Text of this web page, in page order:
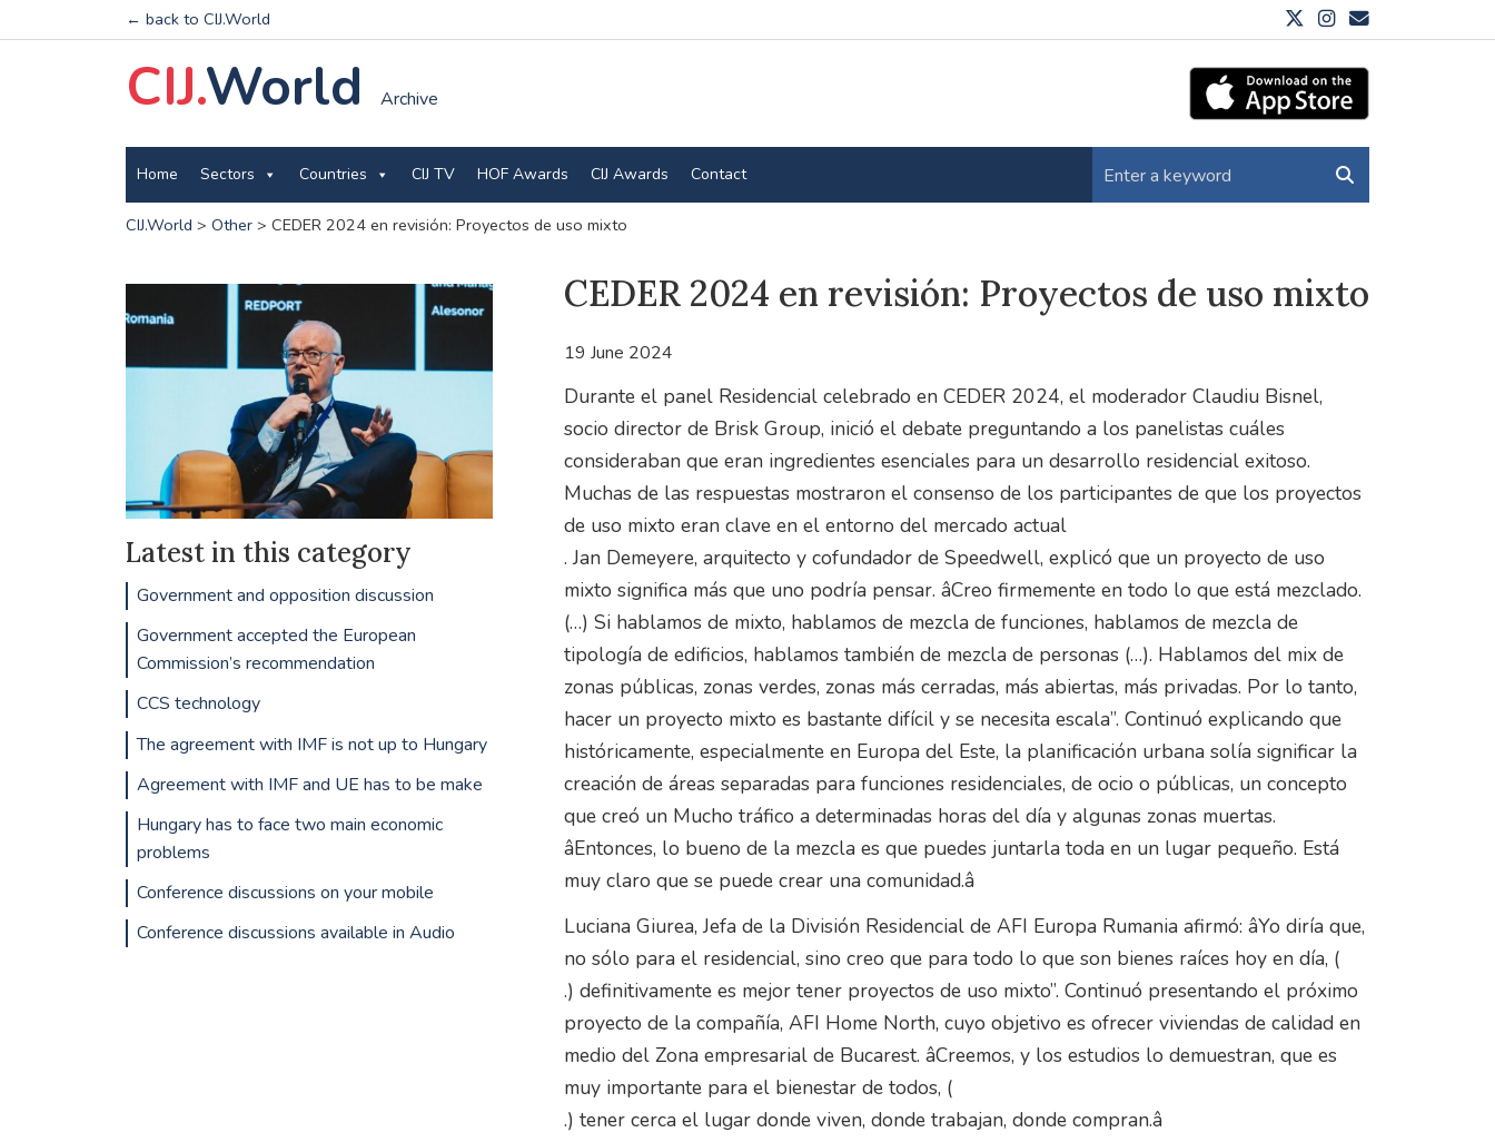
← back to CIJ.World
CIJ.World Archive
Home Sectors Countries CIJ TV HOF Awards CIJ Awards Contact
CIJ.World > Other> CEDER 2024 en revisión: Proyectos de uso mixto
CEDER 2024 en revisión: Proyectos de uso mixto
19 June 2024
Durante el panel Residencial celebrado en CEDER 2024, el moderador Claudiu Bisnel,
socio director de Brisk Group, inició el debate preguntando a los panelistas cuáles
consideraban que eran ingredientes esenciales para un desarrollo residencial exitoso.
Muchas de las respuestas mostraron el consenso de los participantes de que los proyectos
de uso mixto eran clave en el entorno del mercado actual
. Jan Demeyere, arquitecto y cofundador de Speedwell, explicó que un proyecto de uso
mixto significa más que uno podría pensar. âCreo firmemente en todo lo que está mezclado.
(…) Si hablamos de mixto, hablamos de mezcla de funciones, hablamos de mezcla de
tipología de edificios, hablamos también de mezcla de personas (…). Hablamos del mix de
zonas públicas, zonas verdes, zonas más cerradas, más abiertas, más privadas. Por lo tanto,
hacer un proyecto mixto es bastante difícil y se necesita escala”. Continuó explicando que
históricamente, especialmente en Europa del Este, la planificación urbana solía significar la
creación de áreas separadas para funciones residenciales, de ocio o públicas, un concepto
que creó un Mucho tráfico a determinadas horas del día y algunas zonas muertas.
âEntonces, lo bueno de la mezcla es que puedes juntarla toda en un lugar pequeño. Está
muy claro que se puede crear una comunidad.â
Luciana Giurea, Jefa de la División Residencial de AFI Europa Rumania afirmó: âYo diría que,
no sólo para el residencial, sino creo que para todo lo que son bienes raíces hoy en día, (
.) definitivamente es mejor tener proyectos de uso mixto”. Continuó presentando el próximo
proyecto de la compañía, AFI Home North, cuyo objetivo es ofrecer viviendas de calidad en
medio del Zona empresarial de Bucarest. âCreemos, y los estudios lo demuestran, que es
muy importante para el bienestar de todos, (
.) tener cerca el lugar donde viven, donde trabajan, donde compran.â
Latest in this category
Government and opposition discussion
Government accepted the European
Commission’s recommendation
CCS technology
The agreement with IMF is not up to Hungary
Agreement with IMF and UE has to be make
Hungary has to face two main economic
problems
Conference discussions on your mobile
Conference discussions available in Audio